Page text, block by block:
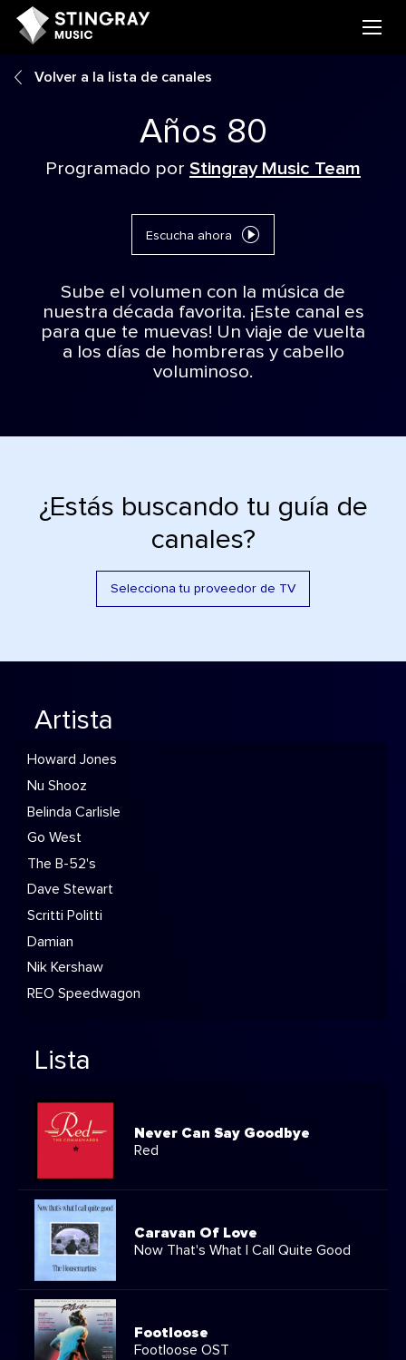
Volver a la lista de canales
Años 80
Programado por Stingray Music Team
Escucha ahora
Sube el volumen con la música de
nuestra década favorita. ¡Este canal es
para que te muevas! Un viaje de vuelta
a los días de hombreras y cabello
voluminoso.
¿Estás buscando tu guía de
canales?
Selecciona tu proveedor de TV
Artista
Howard Jones
Nu Shooz
Belinda Carlisle
Go West
The B-52's
Dave Stewart
Scritti Politti
Damian
Nik Kershaw
REO Speedwagon
Lista
Never Can Say Goodbye
Red
Caravan Of Love
Now That's What I Call Quite Good
Footloose
Footloose OST